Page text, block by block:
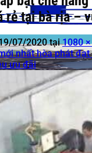
Đạt
rẻ tại bà rịa –
07/2020tại1080
nhất hòa phát
ưu đãi